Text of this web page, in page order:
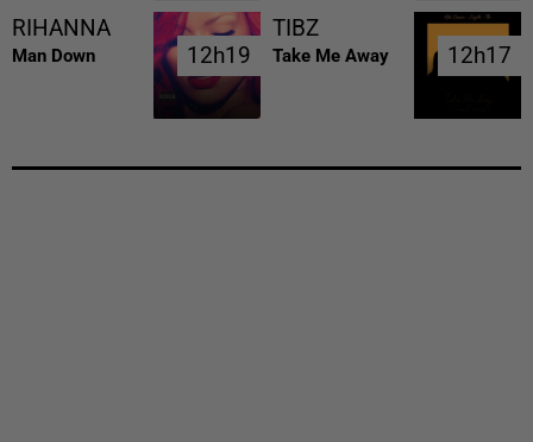
RIHANNA
Man Down 12h19
12h19
TIBZ
Take Me Away 12h17
12h17